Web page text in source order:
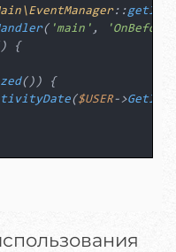
::
( 'main' ,
)
{
()) {
($USER->GetID